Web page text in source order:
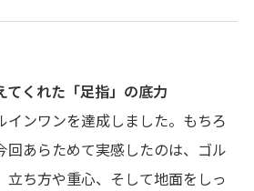
てくれた「足指」の底力
インワンを達成しました。もちろ
回あらためて実感したのは、ゴル
立ち方や重心、そして地面をしっ